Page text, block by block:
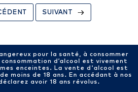
SUIVANT
pour la santé, à consommer
d’alcool est vivement
enceintes. La vente d'alcool est
moins de 18 ans. En accédant à nos
avoir 18 ans révolus.